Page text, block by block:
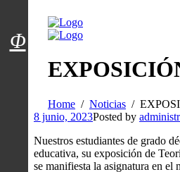
Menú usuarios
Home Noticias
8 junio, 2023Posted by
Nuestros estudiantes de grado
educativa, su exposición de
se manifiesta la asignatura en
Φ